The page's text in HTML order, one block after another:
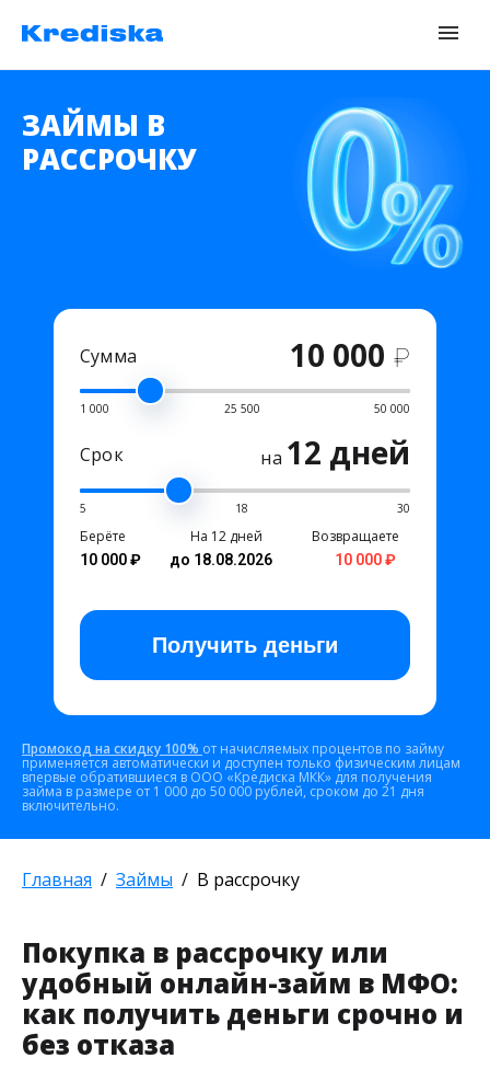
ЗАЙМЫ В
РАССРОЧКУ
Сумма 10 000 ₽
1 000 25 500 50 000
Срок на 12 дней
5 18 30
Берёте
10 000 ₽
На 12 дней
до 18.08.2026
Возвращаете
10 000 ₽
Получить деньги
Промокод на скидку 100% от начисляемых процентов по займу
применяется автоматически и доступен только физическим лицам
впервые обратившиеся в ООО «Кредиска МКК» для получения
займа в размере от 1 000 до 50 000 рублей, сроком до 21 дня
включительно.
Главная Займы В рассрочку
Покупка в рассрочку или
удобный онлайн-займ в МФО:
как получить деньги срочно и
без отказа